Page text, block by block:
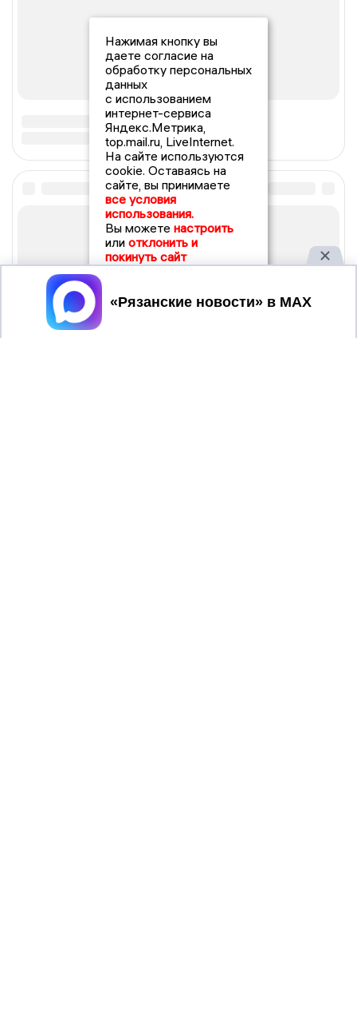
Нажимая кнопку вы
даете согласие на
обработку персональных
данных
с использованием
интернет-сервиса
Яндекс.Метрика,
top.mail.ru, LiveInternet.
На сайте используются
cookie. Оставаясь на
сайте, вы принимаете
все условия
использования.
Вы можете настроить
или отклонить и
покинуть сайт
Принять